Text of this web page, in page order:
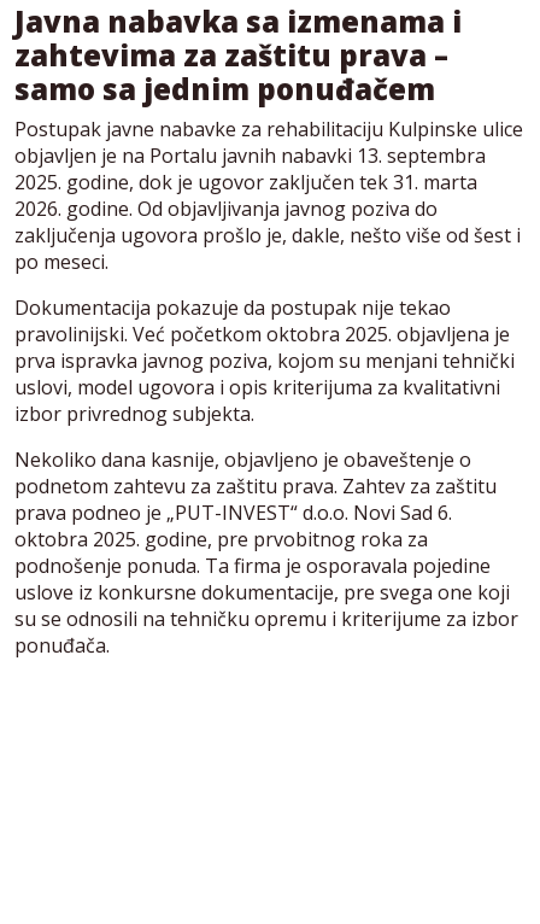
Javna nabavka sa izmenama i
zahtevima za zaštitu prava –
samo sa jednim ponuđačem
Postupak javne nabavke za rehabilitaciju Kulpinske ulice
objavljen je na Portalu javnih nabavki 13. septembra
2025. godine, dok je ugovor zaključen tek 31. marta
2026. godine. Od objavljivanja javnog poziva do
zaključenja ugovora prošlo je, dakle, nešto više od šest i
po meseci.
Dokumentacija pokazuje da postupak nije tekao
pravolinijski. Već početkom oktobra 2025. objavljena je
prva ispravka javnog poziva, kojom su menjani tehnički
uslovi, model ugovora i opis kriterijuma za kvalitativni
izbor privrednog subjekta.
Nekoliko dana kasnije, objavljeno je obaveštenje o
podnetom zahtevu za zaštitu prava. Zahtev za zaštitu
prava podneo je „PUT-INVEST“ d.o.o. Novi Sad 6.
oktobra 2025. godine, pre prvobitnog roka za
podnošenje ponuda. Ta firma je osporavala pojedine
uslove iz konkursne dokumentacije, pre svega one koji
su se odnosili na tehničku opremu i kriterijume za izbor
ponuđača.